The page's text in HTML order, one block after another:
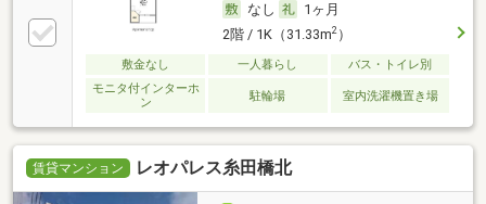
なし
1ヶ月
2階 / 1K（31.33m2）
敷金なし 一人暮らし
バス・トイレ別
モニタ付インターホ
ン
駐輪場 室内洗濯機置き場
賃貸マンション レオパレス糸田橋北